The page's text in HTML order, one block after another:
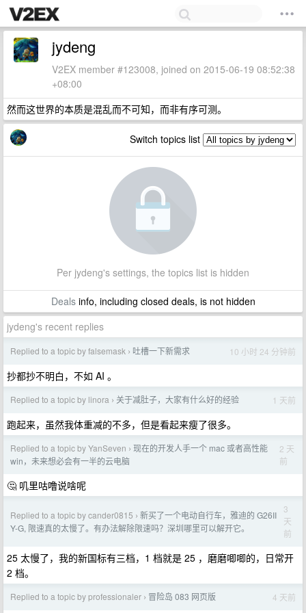
jydeng
V2EX member #123008, joined on 2015-06-19 08:52:38
+08:00
然而这世界的本质是混乱而不可知，而非有序可测。
Switch topics list
Per jydeng's settings, the topics list is hidden
Dealsinfo, including closed deals, is not hidden
jydeng's recent replies
Replied to a topic by falsemask › 吐槽一下新需求 10 小时 24 分钟前
抄都抄不明白，不如 AI 。
Replied to a topic by linora › 关于减肚子，大家有什么好的经验 1 天前
跑起来，虽然我体重减的不多，但是看起来瘦了很多。
Replied to a topic by YanSeven › 现在的开发人手一个 mac 或者高性能
win，未来想必会有一半的云电脑
2 天
前
🤔 叽里咕噜说啥呢
Replied to a topic by cander0815 › 新买了一个电动自行车，雅迪的 G26II
Y-G, 限速真的太慢了。有办法解除限速吗？深圳哪里可以解开它。
3
天
前
25 太慢了，我的新国标有三档，1 档就是 25 ，磨磨唧唧的，日常开
2 档。
Replied to a topic by professionaler › 冒险岛 083 网页版 4 天前